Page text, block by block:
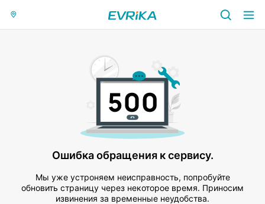
Ошибка обращения к сервису.
Мы уже устроняем неисправность, попробуйте
обновить страницу через некоторое время. Приносим
извинения за временные неудобства.